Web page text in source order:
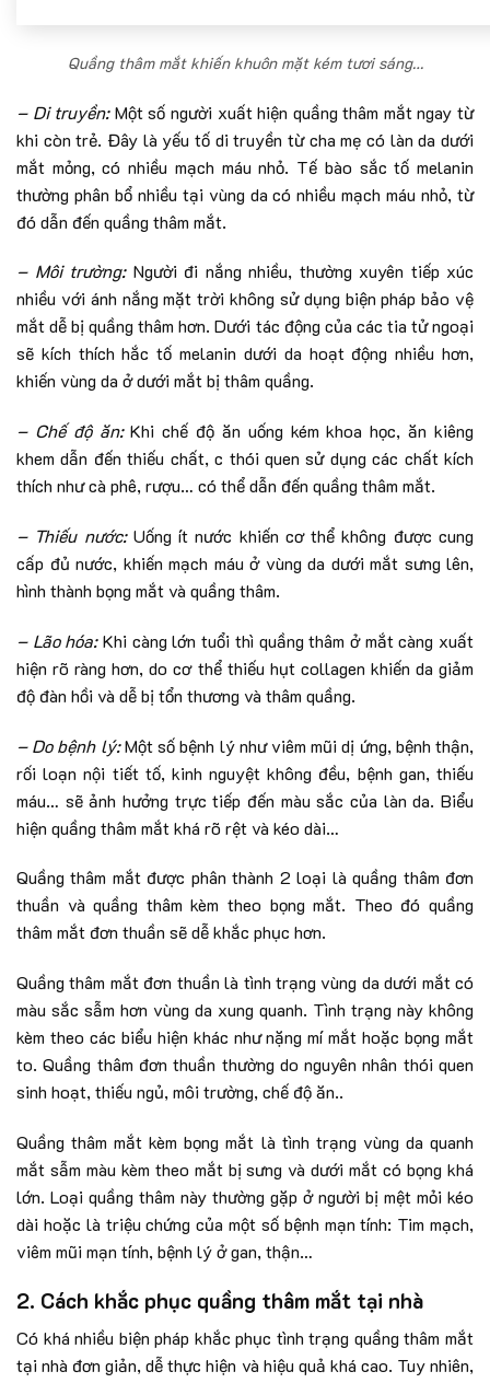
Quầng thâm mắt khiến khuôn mặt kém tươi sáng…
– Di truyền:Một số người xuất hiện quầng thâm mắt ngay từ
khi còn trẻ. Đây là yếu tố di truyền từ cha mẹ có làn da dưới
mắt mỏng, có nhiều mạch máu nhỏ. Tế bào sắc tố melanin
thường phân bổ nhiều tại vùng da có nhiều mạch máu nhỏ, từ
đó dẫn đến quầng thâm mắt.
– Môi trường:Người đi nắng nhiều, thường xuyên tiếp xúc
nhiều với ánh nắng mặt trời không sử dụng biện pháp bảo vệ
mắt dễ bị quầng thâm hơn. Dưới tác động của các tia tử ngoại
sẽ kích thích hắc tố melanin dưới da hoạt động nhiều hơn,
khiến vùng da ở dưới mắt bị thâm quầng.
– Chế độ ăn:Khi chế độ ăn uống kém khoa học, ăn kiêng
khem dẫn đến thiếu chất, c thói quen sử dụng các chất kích
thích như cà phê, rượu… có thể dẫn đến quầng thâm mắt.
– Thiếu nước: Uống ít nước khiến cơ thể không được cung
cấp đủ nước, khiến mạch máu ở vùng da dưới mắt sưng lên,
hình thành bọng mắt và quầng thâm.
– Lão hóa:Khi càng lớn tuổi thì quầng thâm ở mắt càng xuất
hiện rõ ràng hơn, do cơ thể thiếu hụt collagen khiến da giảm
độ đàn hồi và dễ bị tổn thương và thâm quầng.
– Do bệnh lý:Một số bệnh lý như viêm mũi dị ứng, bệnh thận,
rối loạn nội tiết tố, kinh nguyệt không đều, bệnh gan, thiếu
máu… sẽ ảnh hưởng trực tiếp đến màu sắc của làn da. Biểu
hiện quầng thâm mắt khá rõ rệt và kéo dài…
Quầng thâm mắt được phân thành 2 loại là quầng thâm đơn
thuần và quầng thâm kèm theo bọng mắt. Theo đó quầng
thâm mắt đơn thuần sẽ dễ khắc phục hơn.
Quầng thâm mắt đơn thuần là tình trạng vùng da dưới mắt có
màu sắc sẫm hơn vùng da xung quanh. Tình trạng này không
kèm theo các biểu hiện khác như nặng mí mắt hoặc bọng mắt
to. Quầng thâm đơn thuần thường do nguyên nhân thói quen
sinh hoạt, thiếu ngủ, môi trường, chế độ ăn..
Quầng thâm mắt kèm bọng mắt là tình trạng vùng da quanh
mắt sẫm màu kèm theo mắt bị sưng và dưới mắt có bọng khá
lớn. Loại quầng thâm này thường gặp ở người bị mệt mỏi kéo
dài hoặc là triệu chứng của một số bệnh mạn tính: Tim mạch,
viêm mũi mạn tính, bệnh lý ở gan, thận…
2. Cách khắc phục quầng thâm mắt tại nhà
Có khá nhiều biện pháp khắc phục tình trạng quầng thâm mắt
tại nhà đơn giản, dễ thực hiện và hiệu quả khá cao. Tuy nhiên,